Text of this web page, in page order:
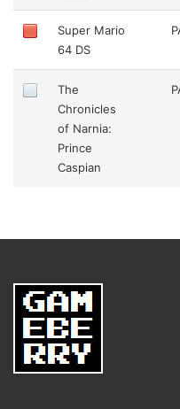
Super Mario
64 DS
The
Chronicles
of Narnia:
Prince
Caspian